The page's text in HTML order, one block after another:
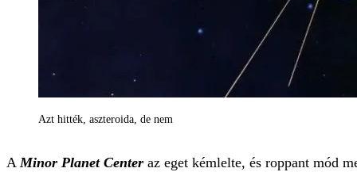
Azt hitték, aszteroida, de nem
AMinor Planet Center az eget kémlelte, és roppant mód